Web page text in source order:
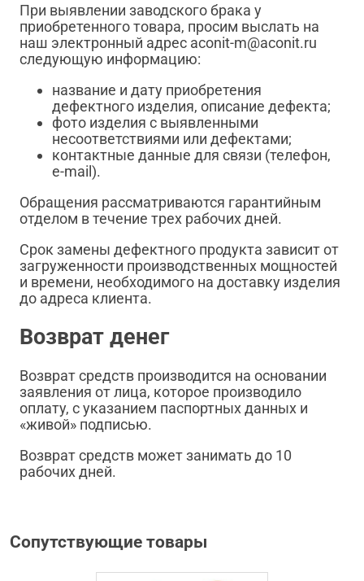
При выявлении заводского брака у
приобретенного товара, просим выслать на
наш электронный адрес aconit-m@aconit.ru
следующую информацию:
название и дату приобретения
дефектного изделия, описание дефекта;
фото изделия с выявленными
несоответствиями или дефектами;
контактные данные для связи (телефон,
e-mail).
Обращения рассматриваются гарантийным
отделом в течение трех рабочих дней.
Срок замены дефектного продукта зависит от
загруженности производственных мощностей
и времени, необходимого на доставку изделия
до адреса клиента.
Возврат денег
Возврат средств производится на основании
заявления от лица, которое производило
оплату, с указанием паспортных данных и
«живой» подписью.
Возврат средств может занимать до 10
рабочих дней.
Сопутствующие товары